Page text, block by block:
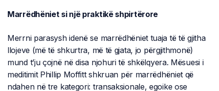
Marrëdhëniet si një praktikë shpirtërore
Merrni parasysh idenë se marrëdhëniet tuaja të të gjitha
llojeve (më të shkurtra, më të gjata, jo përgjithmonë)
mund t’ju çojnë në disa njohuri të shkëlqyera. Mësuesi i
meditimit Phillip Moffitt shkruan për marrëdhëniet që
ndahen në tre kategori: transaksionale, egoike ose